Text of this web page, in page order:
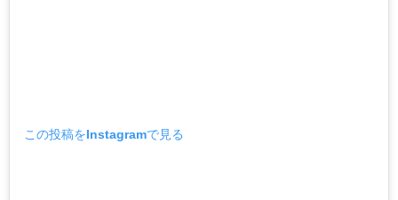
この投稿をInstagramで見る